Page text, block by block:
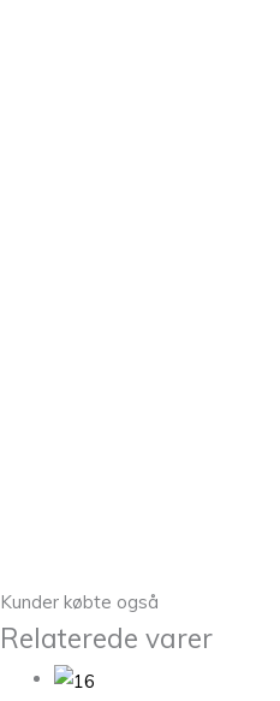
Kunder købte også
Relaterede varer